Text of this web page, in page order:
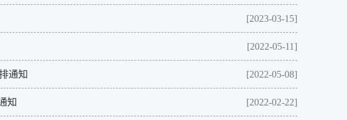
[2023-03-15]
[2022-05-11]
[2022-05-08]
通知
[2022-02-22]
知